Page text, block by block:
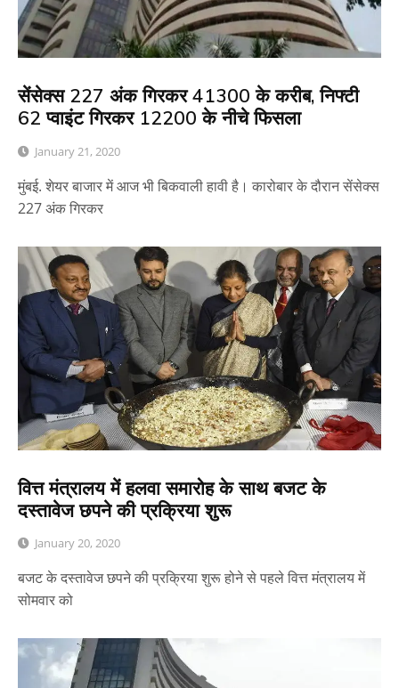
सेंसेक्स 227 अंक गिरकर 41300 के करीब, निफ्टी
62 प्वाइंट गिरकर 12200 के नीचे फिसला
January 21, 2020
मुंबई. शेयर बाजार में आज भी बिकवाली हावी है। कारोबार के दौरान सेंसेक्स
227 अंक गिरकर
वित्त मंत्रालय में हलवा समारोह के साथ बजट के
दस्तावेज छपने की प्रक्रिया शुरू
January 20, 2020
बजट के दस्तावेज छपने की प्रक्रिया शुरू होने से पहले वित्त मंत्रालय में
सोमवार को